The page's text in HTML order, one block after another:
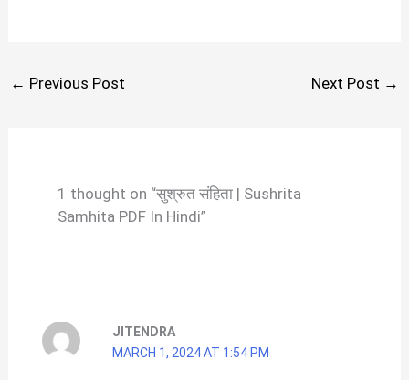
← Previous Post Next Post →
1 thought on “सुश्रुत संहिता | Sushrita
Samhita PDF In Hindi”
JITENDRA
MARCH 1, 2024 AT 1:54 PM